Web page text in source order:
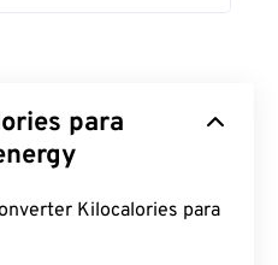
para
Kilocalories para